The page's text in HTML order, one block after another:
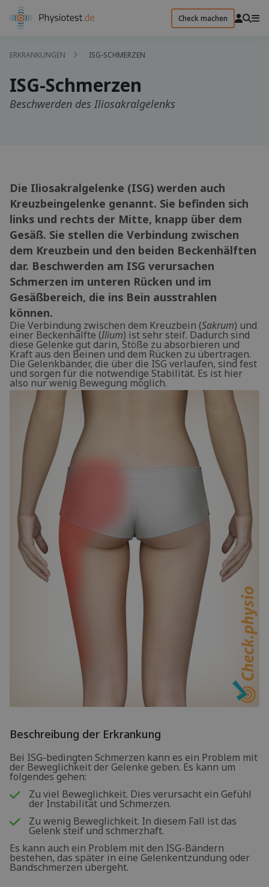
Check machen
ERKRANKUNGEN ISG-SCHMERZEN
ISG-Schmerzen
Beschwerden des Iliosakralgelenks
Die Iliosakralgelenke (ISG) werden auch
Kreuzbeingelenke genannt. Sie befinden sich
links und rechts der Mitte, knapp über dem
Gesäß. Sie stellen die Verbindung zwischen
dem Kreuzbein und den beiden Beckenhälften
dar. Beschwerden am ISG verursachen
Schmerzen im unteren Rücken und im
Gesäßbereich, die ins Bein ausstrahlen
können.
Die Verbindung zwischen dem Kreuzbein (Sakrum) und
einer Beckenhälfte (Ilium) ist sehr steif. Dadurch sind
diese Gelenke gut darin, Stöße zu absorbieren und
Kraft aus den Beinen und dem Rücken zu übertragen.
Die Gelenkbänder, die über die ISG verlaufen, sind fest
und sorgen für die notwendige Stabilität. Es ist hier
also nur wenig Bewegung möglich.
Beschreibung der Erkrankung
Bei ISG-bedingten Schmerzen kann es ein Problem mit
der Beweglichkeit der Gelenke geben. Es kann um
folgendes gehen:
Zu viel Beweglichkeit. Dies verursacht ein Gefühl
der Instabilität und Schmerzen.
Zu wenig Beweglichkeit. In diesem Fall ist das
Gelenk steif und schmerzhaft.
Es kann auch ein Problem mit den ISG-Bändern
bestehen, das später in eine Gelenkentzündung oder
Bandschmerzen übergeht.